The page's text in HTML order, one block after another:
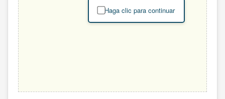
Haga clic para continuar